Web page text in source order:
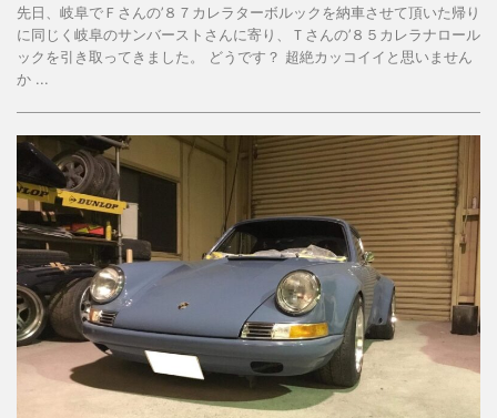
先日、岐阜でＦさんの’８７カレラターボルックを納車させて頂いた帰り
に同じく岐阜のサンバーストさんに寄り、Ｔさんの’８５カレラナロール
ックを引き取ってきました。 どうです？ 超絶カッコイイと思いません
か ...